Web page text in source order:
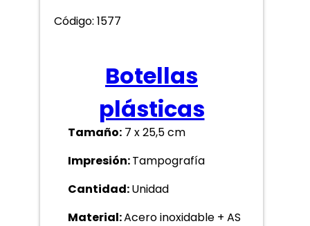
Código: 1577
Botellas
plásticas
Tamaño: 7 x 25,5 cm
Impresión:Tampografía
Cantidad:Unidad
Material:Acero inoxidable + AS